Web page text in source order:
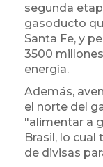
segunda
gasoducto
Santa Fe, y
3500
energía.
Además,
el norte del
"alimentar a
Brasil, lo
de divisas